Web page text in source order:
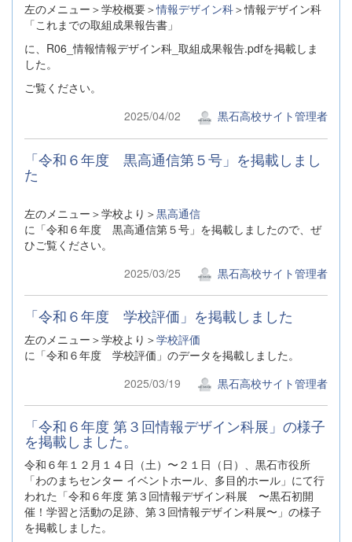
左のメニュー＞学校概要＞情報デザイン科＞情報デザイン科
「これまでの取組成果報告書」
に、R06_情報情報デザイン科_取組成果報告.pdfを掲載しま
した。
ご覧ください。
2025/04/02
黒石高校サイト管理者
「令和６年度 黒高通信第５号」を掲載しまし
た
左のメニュー＞学校より＞黒高通信
に「令和６年度 黒高通信第５号」を掲載しましたので、ぜ
ひご覧ください。
2025/03/25
黒石高校サイト管理者
「令和６年度 学校評価」を掲載しました
左のメニュー＞学校より＞学校評価
に「令和６年度 学校評価」のデータを掲載しました。
2025/03/19
黒石高校サイト管理者
「令和６年度 第３回情報デザイン科展」の様子
を掲載しました。
令和６年１２月１４日（土）〜２１日（日）、黒石市役所
「わのまちセンター イベントホール、多目的ホール」にて行
われた「令和６年度 第３回情報デザイン科展 〜黒石初開
催！学習と活動の足跡、第３回情報デザイン科展〜」の様子
を掲載しました。